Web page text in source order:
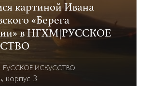
картиной Ивана
«Берега
в НГХМ|РУССКОЕ
РУССКОЕ ИСКУССТВО
корпус 3